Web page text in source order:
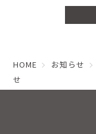
HOME お知らせ
せ